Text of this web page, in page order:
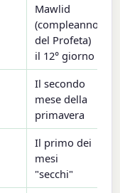
Mawlid
(compleanno
del Profeta)
il 12° giorno
Il secondo
mese della
primavera
Il primo dei
mesi
"secchi"